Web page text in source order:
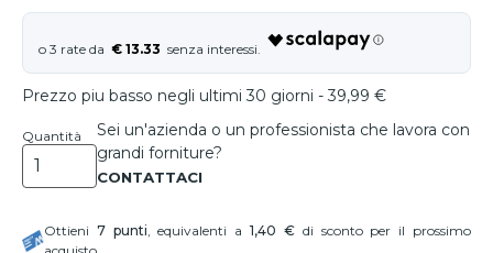
€ 13.33
Prezzo piu basso negli ultimi 30 giorni - 39,99 €
Quantità
Sei un'azienda o un professionista che lavora con
grandi forniture?
Ottieni 7punti, equivalenti a1,40 €di sconto per il prossimo